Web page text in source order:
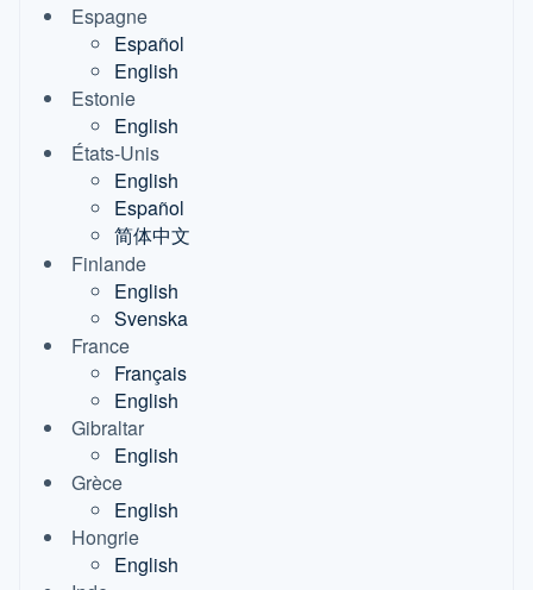
Espagne
Español
English
Estonie
English
États-Unis
English
Español
简体中文
Finlande
English
Svenska
France
Français
English
Gibraltar
English
Grèce
English
Hongrie
English